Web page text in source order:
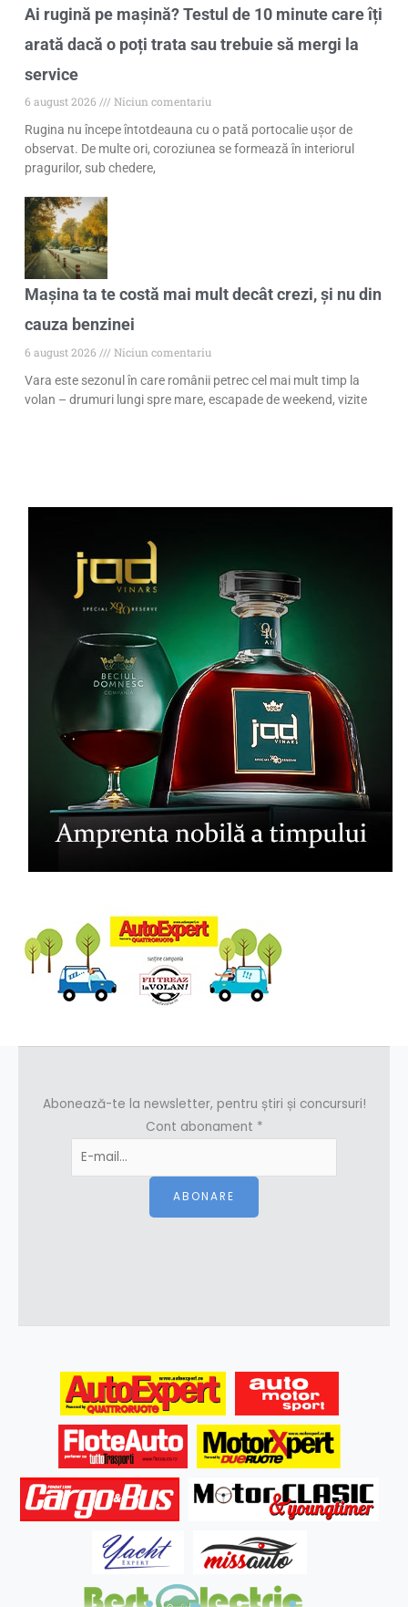
Ai rugină pe mașină? Testul de 10 minute care îți
arată dacă o poți trata sau trebuie să mergi la
service
6 august 2026
Niciun comentariu
Rugina nu începe întotdeauna cu o pată portocalie ușor de
observat. De multe ori, coroziunea se formează în interiorul
pragurilor, sub chedere,
Mașina ta te costă mai mult decât crezi, și nu din
cauza benzinei
6 august 2026
Niciun comentariu
Vara este sezonul în care românii petrec cel mai mult timp la
volan – drumuri lungi spre mare, escapade de weekend, vizite
Abonează-te la newsletter, pentru știri și concursuri!
Cont abonament *
ABONARE